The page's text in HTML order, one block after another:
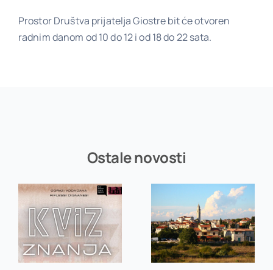
Prostor Društva prijatelja Giostre bit će otvoren
radnim danom od 10 do 12 i od 18 do 22 sata.
Ostale novosti